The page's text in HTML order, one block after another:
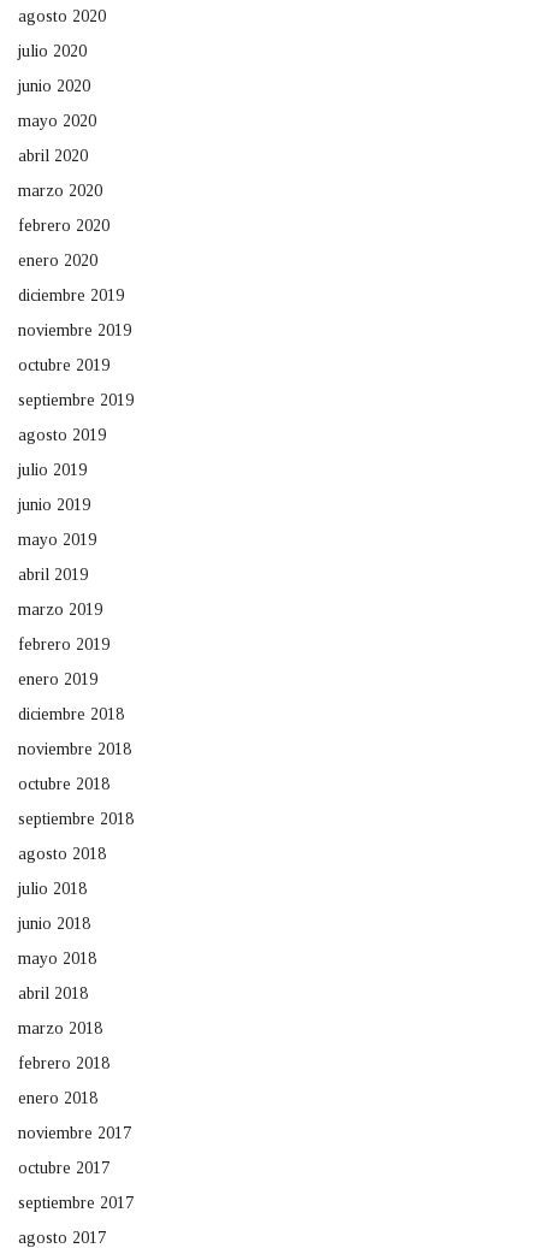
agosto 2020
julio 2020
junio 2020
mayo 2020
abril 2020
marzo 2020
febrero 2020
enero 2020
diciembre 2019
noviembre 2019
octubre 2019
septiembre 2019
agosto 2019
julio 2019
junio 2019
mayo 2019
abril 2019
marzo 2019
febrero 2019
enero 2019
diciembre 2018
noviembre 2018
octubre 2018
septiembre 2018
agosto 2018
julio 2018
junio 2018
mayo 2018
abril 2018
marzo 2018
febrero 2018
enero 2018
noviembre 2017
octubre 2017
septiembre 2017
agosto 2017